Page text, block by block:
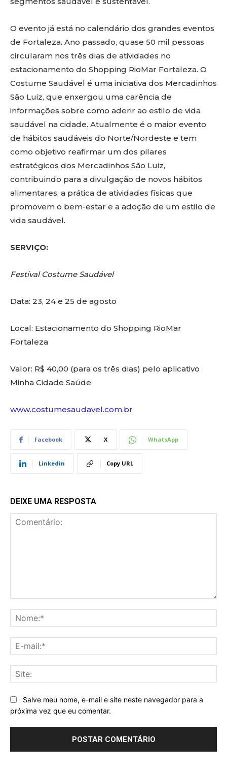
O evento já está no calendário dos grandes eventos
de Fortaleza. Ano passado, quase 50 mil pessoas
circularam nos três dias de atividades no
estacionamento do Shopping RioMar Fortaleza. O
Costume Saudável é uma iniciativa dos Mercadinhos
São Luiz, que enxergou uma carência de
informações sobre como aderir ao estilo de vida
saudável na cidade. Atualmente é o maior evento
de hábitos saudáveis do Norte/Nordeste e tem
como objetivo reafirmar um dos pilares
estratégicos dos Mercadinhos São Luiz,
contribuindo para a divulgação de novos hábitos
alimentares, a prática de atividades físicas que
promovem o bem-estar e a adoção de um estilo de
vida saudável.
SERVIÇO:
Festival Costume Saudável
Data: 23, 24 e 25 de agosto
Local: Estacionamento do Shopping RioMar
Fortaleza
Valor: R$ 40,00 (para os três dias) pelo aplicativo
Minha Cidade Saúde
www.costumesaudavel.com.br
Facebook X WhatsApp
Linkedin Copy URL
DEIXE UMA RESPOSTA
Salve meu nome, e-mail e site neste navegador para a
próxima vez que eu comentar.